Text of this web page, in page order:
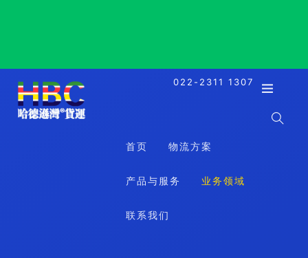
022-2311 1307
首页 物流方案
产品与服务 业务领域
联系我们